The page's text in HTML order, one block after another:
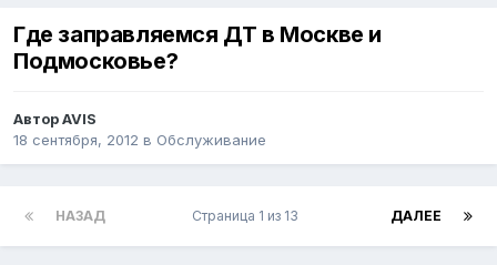
Где заправляемся ДТ в Москве и
Подмосковье?
АвторAVIS
18 сентября, 2012 в Обслуживание
НАЗАД ДАЛЕЕ
Страница 1 из 13